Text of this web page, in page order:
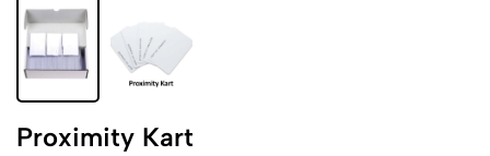
Proximity Kart